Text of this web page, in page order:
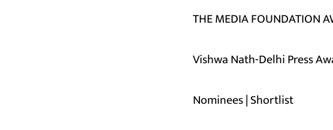
THE MEDIA FOUNDATION
Vishwa Nath-Delhi Press
Nominees | Shortlist